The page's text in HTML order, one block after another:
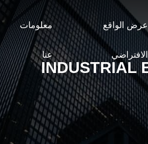
عرض الواقع
الافتراضي
معلومات
عنا
INDUSTRIAL